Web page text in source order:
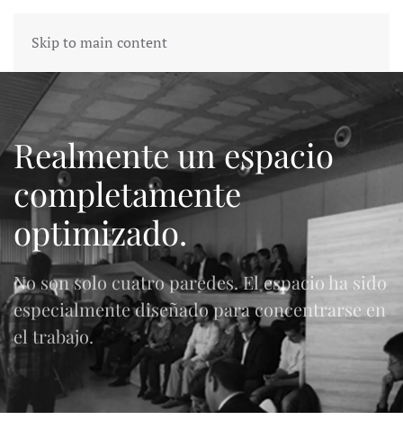
Skip to main content
Realmente un espacio
completamente
optimizado.
No son solo cuatro paredes. El espacio ha sido
especialmente diseñado para concentrarse en
el trabajo.